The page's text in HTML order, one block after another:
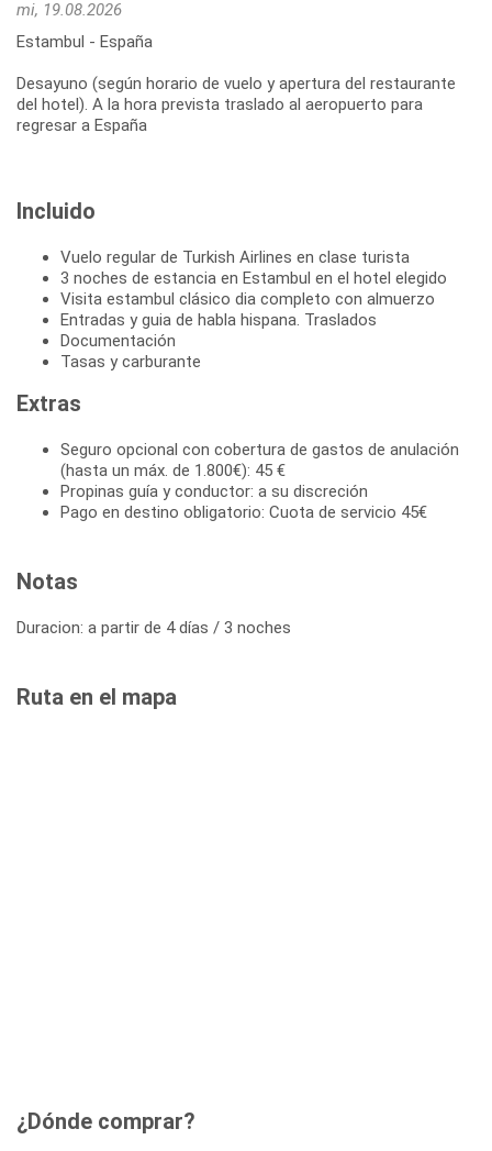
mi, 19.08.2026
Estambul - España
Desayuno (según horario de vuelo y apertura del restaurante
del hotel). A la hora prevista traslado al aeropuerto para
regresar a España
Incluido
Vuelo regular de Turkish Airlines en clase turista
3 noches de estancia en Estambul en el hotel elegido
Visita estambul clásico dia completo con almuerzo
Entradas y guia de habla hispana. Traslados
Documentación
Tasas y carburante
Extras
Seguro opcional con cobertura de gastos de anulación
(hasta un máx. de 1.800€): 45 €
Propinas guía y conductor: a su discreción
Pago en destino obligatorio: Cuota de servicio 45€
Notas
Duracion: a partir de 4 días / 3 noches
Ruta en el mapa
¿Dónde comprar?